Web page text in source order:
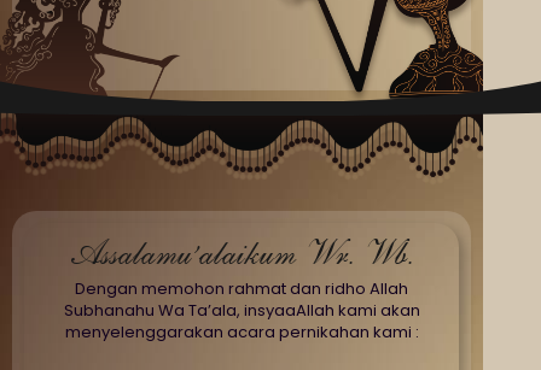
Assalamu’alaikum Wr. Wb.
Dengan memohon rahmat dan ridho Allah
Subhanahu Wa Ta’ala, insyaaAllah kami akan
menyelenggarakan acara pernikahan kami :